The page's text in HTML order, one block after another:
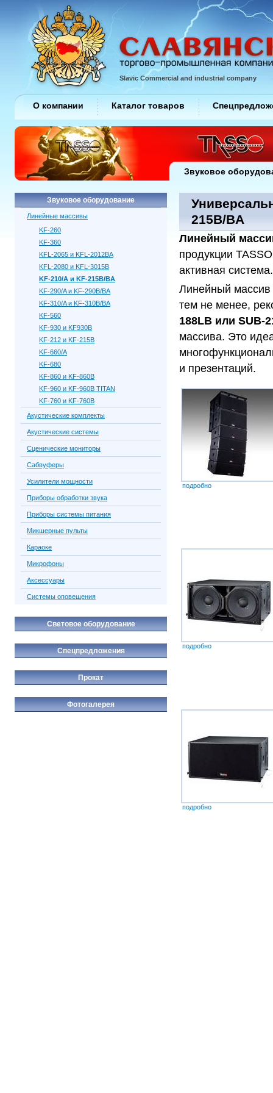
215B/BA
Линейный
продукции
активная система.
Линейный массив
тем не менее,
188LB или SUB-
массива. Это
и презентаций.
подробно
подробно
подробно
Звуковое оборудование
Линейные массивы
KF-260
KF-360
KFL-2065 и KFL-2012BA
KFL-2080 и KFL-3015B
KF-210/A и KF-215B/BA
KF-290/A и KF-290B/BA
KF-310/A и KF-310B/BA
KF-560
KF-930 и KF930B
KF-212 и KF-215B
KF-660/A
KF-680
KF-860 и KF-860B
KF-960 и KF-960B TITAN
KF-760 и KF-760B
Акустические комплекты
Акустические системы
Сценические мониторы
Сабвуферы
Усилители мощности
Приборы обработки звука
Приборы системы питания
Микшерные пульты
Караоке
Микрофоны
Аксессуары
Системы оповещения
Световое оборудование
Спецпредложения
Прокат
Фотогалерея
Slavic Commercial and industrial company
О компании Каталог товаров
Звуковое